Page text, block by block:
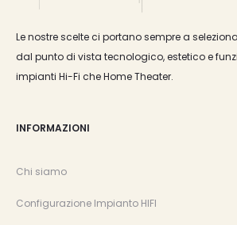
Le nostre scelte ci portano sempre a
dal punto di vista tecnologico, estetico e
impianti Hi-Fi che Home Theater.
INFORMAZIONI
Chi siamo
Configurazione Impianto HIFI